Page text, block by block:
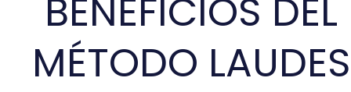
BENEFICIOS DEL
MÉTODO LAUDES